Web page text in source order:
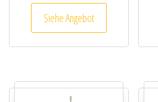
Siehe Angebot